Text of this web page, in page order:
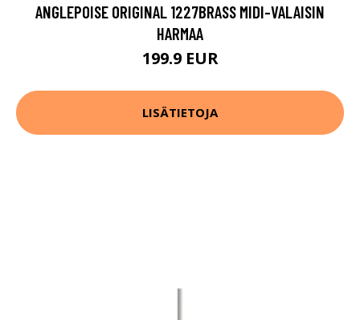
ANGLEPOISE ORIGINAL 1227BRASS MIDI-VALAISIN
HARMAA
199.9 EUR
LISÄTIETOJA